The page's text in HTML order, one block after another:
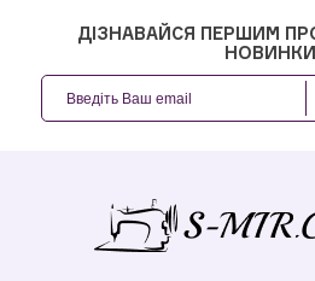
ДІЗНАВАЙСЯ ПЕРШИМ
НОВИНКИ